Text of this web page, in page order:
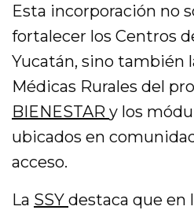
Esta incorporación no
fortalecer los Centros
Yucatán, sino también
Médicas Rurales del
BIENESTARy los
ubicados en
acceso.
La SSYdestaca que en